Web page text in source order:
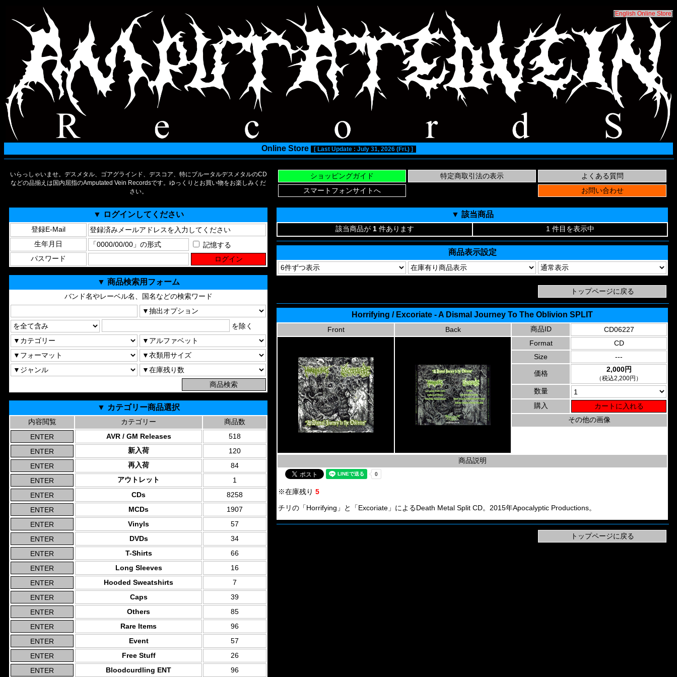
[English Online Store]
Online Store [ Last Update : July 31, 2026 (Fri.) ]
いらっしゃいませ。デスメタル、ゴアグラインド、デスコア、特にブルータルデスメタルのCD
などの品揃えは国内屈指のAmputated Vein Recordsです。ゆっくりとお買い物をお楽しみくだ
さい。
▼ ログインしてください
登録E-Mail
生年月日
記憶する
パスワード
▼ 商品検索用フォーム
バンド名やレーベル名、国名などの検索ワード
を除く
▼ カテゴリー商品選択
内容閲覧 カテゴリー
商品数
AVR / GM Releases
518
新入荷
120
再入荷
84
アウトレット
1
CDs
8258
MCDs
1907
Vinyls
57
DVDs
34
T-Shirts
66
Long Sleeves
16
Hooded Sweatshirts
7
Caps
39
Others
85
Rare Items
96
Event
57
Free Stuff
26
Bloodcurdling ENT
96
▼ 該当商品
該当商品が 1 件あります 1 件目を表示中
商品表示設定
Horrifying / Excoriate - A Dismal Journey To The Oblivion SPLIT
Front Back 商品ID
CD06227
Format
CD
Size
---
価格 2,000円
（税込2,200円）
数量
購入
その他の画像
商品説明
※在庫残り 5
チリの「Horrifying」と「Excoriate」によるDeath Metal Split CD。2015年Apocalyptic Productions。